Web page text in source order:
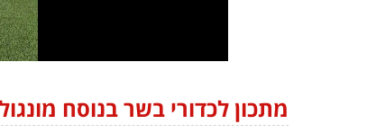
מתכון לכדורי בשר בנוסח